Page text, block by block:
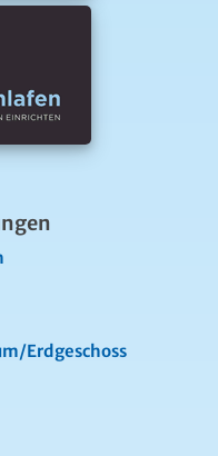
Erdgeschoss